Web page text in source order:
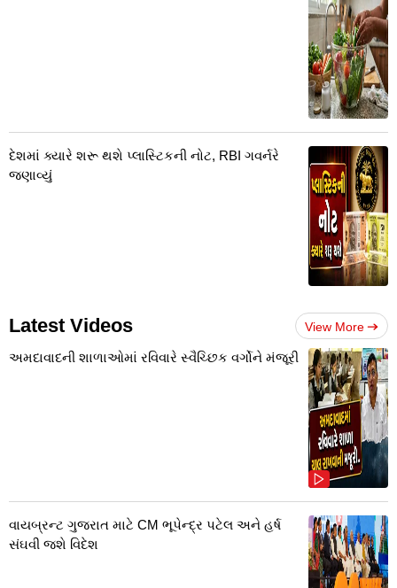
દેશમાં ક્યારે શરૂ થશે પ્લાસ્ટિકની નોટ, RBI ગવર્નરે
જણાવ્યું
Latest Videos View More
અમદાવાદની શાળાઓમાં રવિવારે સ્વૈચ્છિક વર્ગોને મંજૂરી
વાયબ્રન્ટ ગુજરાત માટે CM ભૂપેન્દ્ર પટેલ અને હર્ષ
સંઘવી જશે વિદેશ